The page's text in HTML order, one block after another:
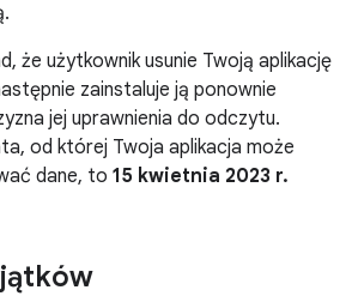
że użytkownik usunie Twoją aplikację
zainstaluje ją ponownie
jej uprawnienia do odczytu.
od której Twoja aplikacja może
dane, to 15 kwietnia 2023 r.